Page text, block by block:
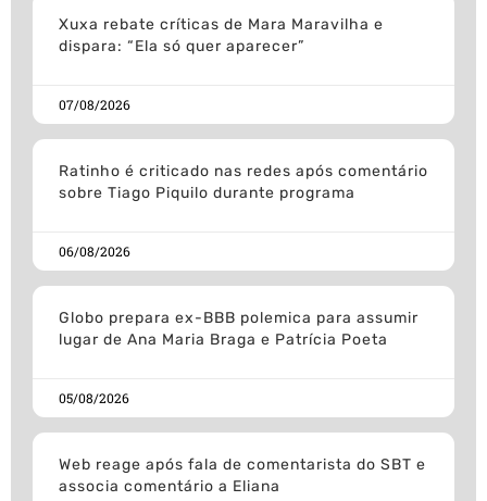
Xuxa rebate críticas de Mara Maravilha e
dispara: “Ela só quer aparecer”
07/08/2026
Ratinho é criticado nas redes após comentário
sobre Tiago Piquilo durante programa
06/08/2026
Globo prepara ex-BBB polemica para assumir
lugar de Ana Maria Braga e Patrícia Poeta
05/08/2026
Web reage após fala de comentarista do SBT e
associa comentário a Eliana